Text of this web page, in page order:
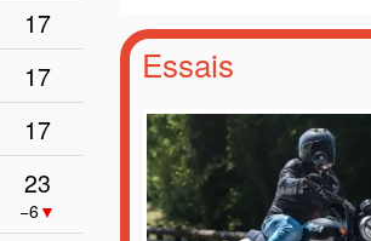
17
17
17
23
−6▼
Essais